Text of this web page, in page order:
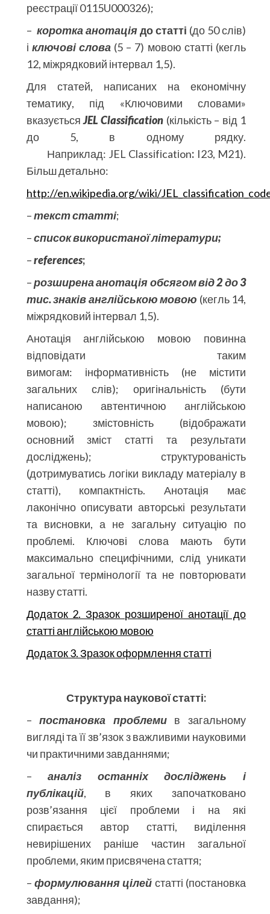
реєстрації 0115U000326);
– короткаанотаціядо статті (до 50 слів)
і ключові слова (5 – 7) мовою статті (кегль
12, міжрядковий інтервал 1,5).
Для статей, написаних на економічну
тематику, під «Ключовими словами»
вказуєтьсяJEL Classification (кількість – від 1
до 5, в одному рядку.
Наприклад: JEL Classіfіcatіon: I23, M21).
Більш детально:
http://en.wikipedia.org/wiki/
–текст статті;
–список використаної літератури;
–references;
–розширена анотація обсягом від 2 до 3
тис. знаків англійською мовою (кегль 14,
міжрядковий інтервал 1,5).
Анотація англійською мовою повинна
відповідати таким
вимогам: інформативність (не містити
загальних слів); оригінальність (бути
написаною автентичною англійською
мовою); змістовність (відображати
основний зміст статті та результати
досліджень); структурованість
(дотримуватись логіки викладу матеріалу в
статті), компактність. Анотація має
лаконічно описувати авторські результати
та висновки, а не загальну ситуацію по
проблемі. Ключові слова мають бути
максимально специфічними, слід уникати
загальної термінології та не повторювати
назву статті.
Додаток 2. Зразок розширеної анотації до
статті англійською мовою
Додаток 3. Зразок оформлення статті
Структура наукової статті:
–постановка проблемив загальному
вигляді та її зв’язок з важливими науковими
чи практичними завданнями;
–аналіз останніх досліджень і
публікацій, в яких започатковано
розв’язання цієї проблеми і на які
спирається автор статті, виділення
невирішених раніше частин загальної
проблеми, яким присвячена стаття;
– формулювання цілей статті (постановка
завдання);